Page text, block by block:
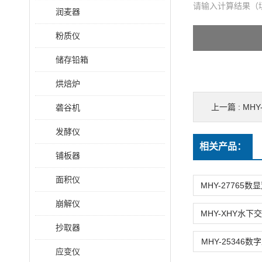
润麦器
粉质仪
储存铅箱
烘焙炉
砻谷机
发酵仪
铺板器
面积仪
崩解仪
抄取器
应变仪
请输入计算结果（
上一篇 :
相关产品：
MHY-25346数